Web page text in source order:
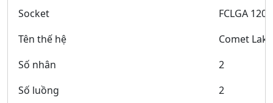
Socket
FCLGA 1200
Tên thế hệ
Comet Lake
Số nhân
2
Số luồng
2